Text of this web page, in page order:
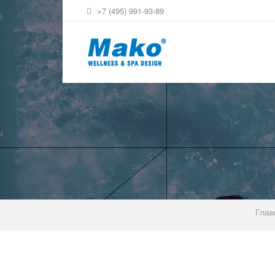
+7 (495) 991-93-89